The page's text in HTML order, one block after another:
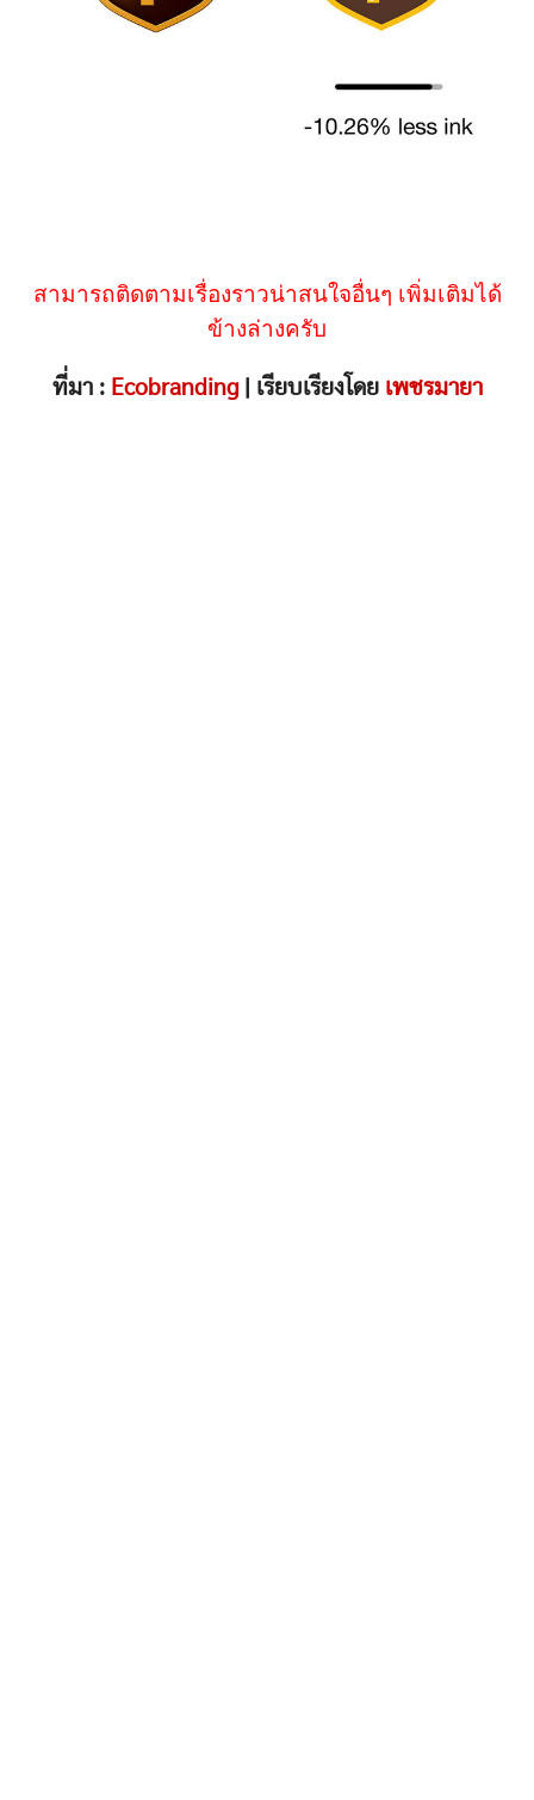
สามารถติดตามเรื่องราวน่าสนใจอื่นๆ เพิ่มเติมได้
ข้างล่างครับ
ที่มา : Ecobranding| เรียบเรียงโดย เพชรมายา